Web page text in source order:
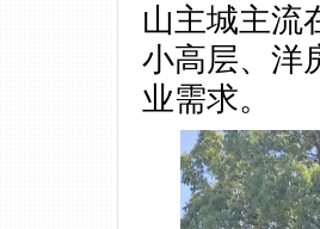
山主城主流
小高层、洋
业需求。